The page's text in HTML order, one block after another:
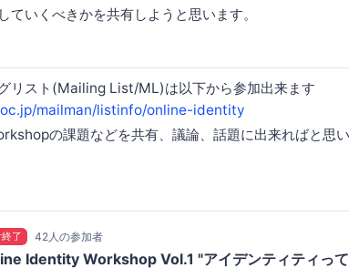
ていくべきかを共有しようと思います。
リスト(Mailing List/ML)は以下から参加出来ます
mailman/listinfo/online-identity
の課題などを共有、議論、話題に出来ればと思
了 42人の参加者
Identity Workshop Vol.1 "アイデンティティっ